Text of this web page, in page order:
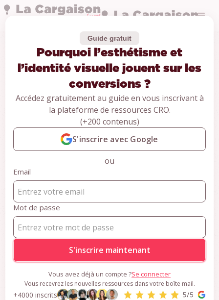
Guide gratuit
Pourquoi l’esthétisme et
l’identité visuelle jouent sur les
conversions ?
Accédez gratuitement au guide en vous inscrivant à
la plateforme de ressources CRO.
(+200 contenus)
S'inscrire avec Google
ou
Email
Mot de passe
Vous avez déjà un compte ?Se connecter
Vous recevrez les nouvelles ressources dans votre boîte mail.
+4000 inscrits
Audits vidéos
Pourquoi
l’esthétisme et
l’identité visuelle
jouent sur les
conversions ?
Deal.no
Informatique
14 min
CONTENU RÉSERVÉ AUX MEMBRES
PREMIUM
Inscrivez-vous pour accéder
aux ressources premium
S'inscrire maintenant